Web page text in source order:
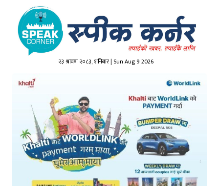
२३ श्रावण २०८३, शनिबार | Sun Aug 9 2026